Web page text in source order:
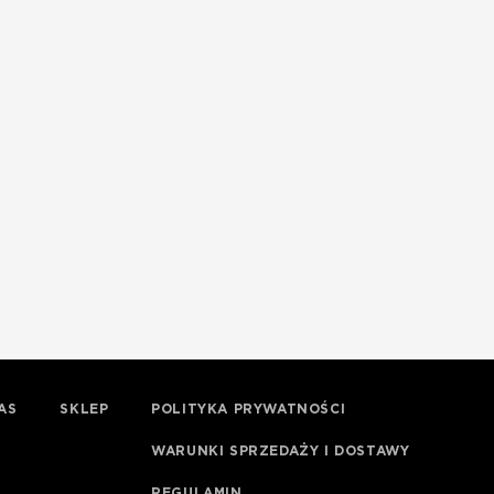
SKLEP POLITYKA PRYWATNOŚCI
WARUNKI SPRZEDAŻY I DOSTAWY